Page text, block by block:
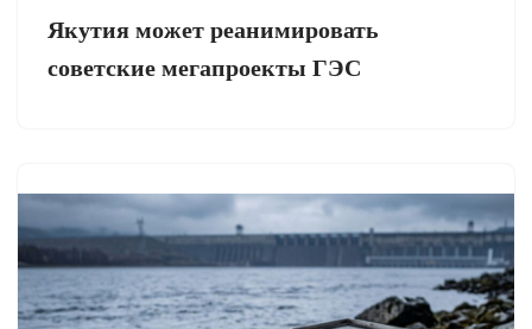
Якутия может реанимировать
советские мегапроекты ГЭС